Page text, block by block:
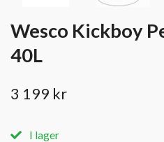
Wesco Kickboy
40L
3 199 kr
I lager